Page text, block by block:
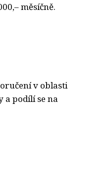
měsíčně.
v oblasti
podílí se na